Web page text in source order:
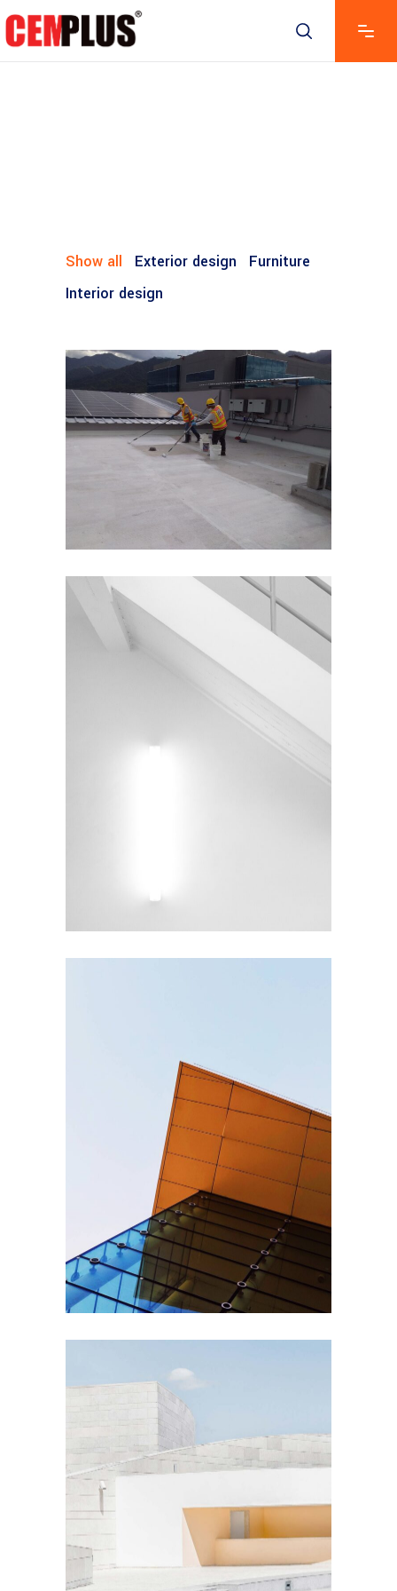
Show all Exterior design
Furniture
Interior design
FURNITURE
Impermeabilización
EXTERIOR DESIGN
Steel and Glass
EXTERIOR DESIGN
Concrete Design